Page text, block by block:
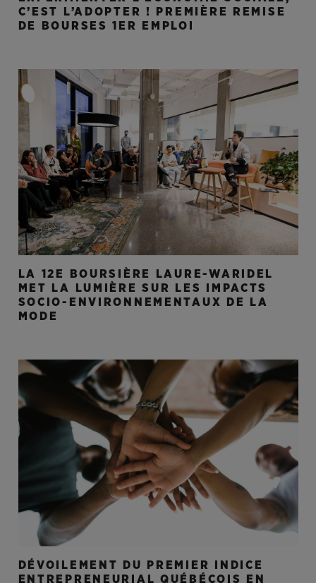
C’EST L’ADOPTER ! PREMIÈRE REMISE
DE BOURSES 1ER EMPLOI
LA 12E BOURSIÈRE LAURE-WARIDEL
MET LA LUMIÈRE SUR LES IMPACTS
SOCIO-ENVIRONNEMENTAUX DE LA
MODE
DÉVOILEMENT DU PREMIER INDICE
ENTREPRENEURIAL QUÉBÉCOIS EN